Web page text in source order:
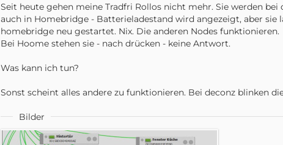
Seit heute gehen meine Tradfri Rollos nicht mehr. Sie werden
auch in Homebridge - Batterieladestand wird angezeigt, aber sie
homebridge neu gestartet. Nix. Die anderen Nodes funktionieren.
Bei Hoome stehen sie - nach drücken - keine Antwort.
Was kann ich tun?
Sonst scheint alles andere zu funktionieren. Bei deconz blinken
Bilder